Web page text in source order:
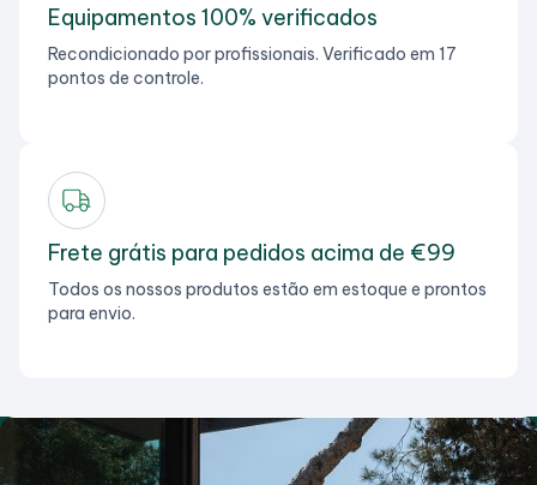
Equipamentos 100% verificados
Recondicionado por profissionais. Verificado em 17
pontos de controle.
Frete grátis para pedidos acima de €99
Todos os nossos produtos estão em estoque e prontos
para envio.